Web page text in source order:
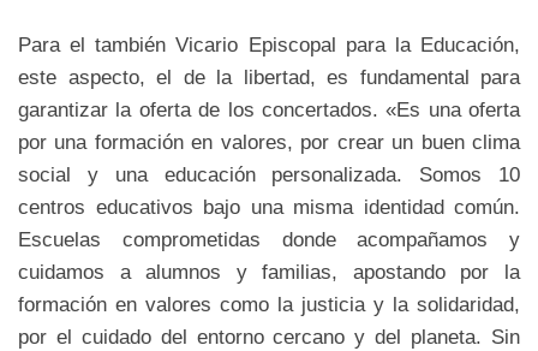
Para el también Vicario Episcopal para la Educación,
este aspecto, el de la libertad, es fundamental para
garantizar la oferta de los concertados. «Es una oferta
por una formación en valores, por crear un buen clima
social y una educación personalizada. Somos 10
centros educativos bajo una misma identidad común.
Escuelas comprometidas donde acompañamos y
cuidamos a alumnos y familias, apostando por la
formación en valores como la justicia y la solidaridad,
por el cuidado del entorno cercano y del planeta. Sin